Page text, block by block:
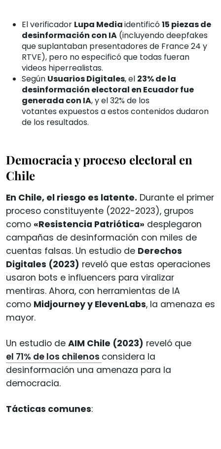
El verificador Lupa Mediaidentificó15 piezas de
desinformación con IA (incluyendo deepfakes
que suplantaban presentadores de France 24 y
RTVE), pero no especificó que todas fueran
videos hiperrealistas.
Según Usuarios Digitales, el 23% de la
desinformación electoral en Ecuador fue
generada con IA, yel 32% de los
votantes expuestos a estos contenidos dudaron
de los resultados.
Democracia y proceso electoral en
Chile
En Chile, el riesgo es latente. Durante el primer
proceso constituyente (2022-2023), grupos
como «Resistencia Patriótica» desplegaron
campañas de desinformación con miles de
cuentas falsas. Un estudio de Derechos
Digitales (2023) reveló que estas operaciones
usaron bots e influencers para viralizar
mentiras. Ahora, con herramientas de IA
como Midjourney y ElevenLabs, la amenaza es
mayor.
Un estudio de AIM Chile (2023) reveló que
el 71% de los chilenos considera la
desinformación una amenaza para la
democracia.
Tácticas comunes: